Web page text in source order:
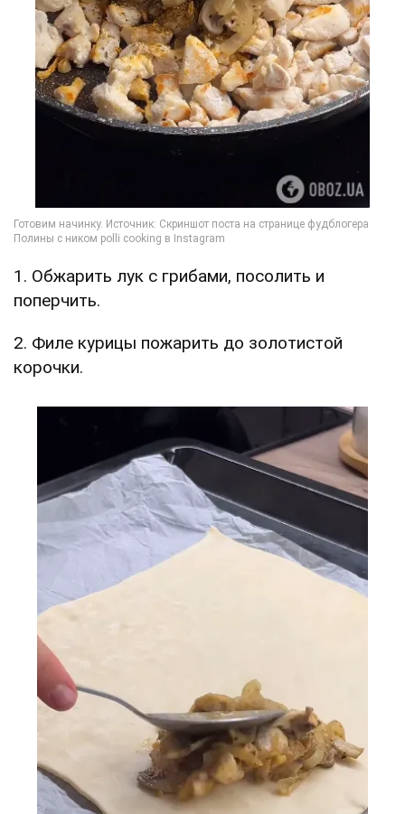
1. Обжарить лук с грибами, посолить и
поперчить.
2. Филе курицы пожарить до золотистой
корочки.